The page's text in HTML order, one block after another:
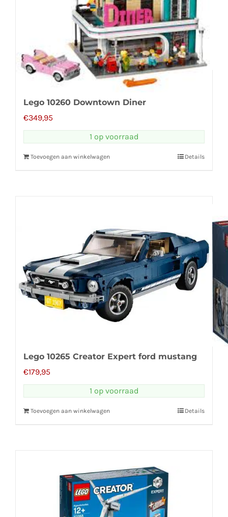
Lego 10260 Downtown Diner
€349,95
1 op voorraad
Toevoegen aan winkelwagen Details
Lego 10265 Creator Expert ford mustang
€179,95
1 op voorraad
Toevoegen aan winkelwagen Details